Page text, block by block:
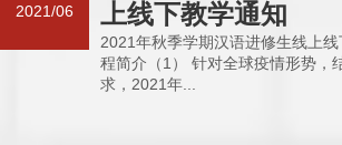
2021/06
上线下教学通知
2021年秋季学期汉语进修生线上
程简介（1） 针对全球疫情形势，
求，2021年...